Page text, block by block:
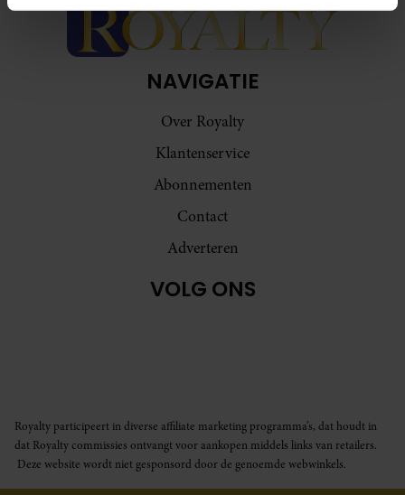
intrekken in de Cookieverklaring.
We gebruiken cookies om content en advertenties te
personaliseren, om functies voor social media te bieden
informatie over uw gebruik van onze site met onze
partners kunnen deze gegevens combineren met andere
informatie die u aan ze heeft verstrekt of die ze hebben
gaat akkoord met onze cookies als u onze website blijft
NAVIGATIE
Over Royalty
Klantenservice
Abonnementen
Contact
Adverteren
VOLG ONS
Royalty participeert in diverse affiliate marketing programma’s, dat houdt in
dat Royalty commissies ontvangt voor aankopen middels links van retailers.
Deze website wordt niet gesponsord door de genoemde webwinkels.